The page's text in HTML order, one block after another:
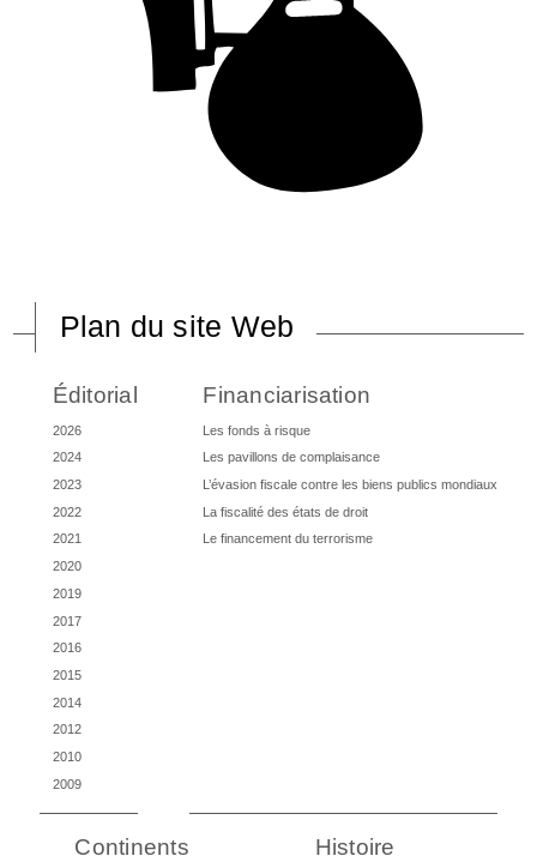
Plan du site Web
Éditorial
2026
2024
2023
2022
2021
2020
2019
2017
2016
2015
2014
2012
2010
2009
Financiarisation
Les fonds à risque
Les pavillons de complaisance
L’évasion fiscale contre les biens publics mondiaux
La fiscalité des états de droit
Le financement du terrorisme
Continents Histoire